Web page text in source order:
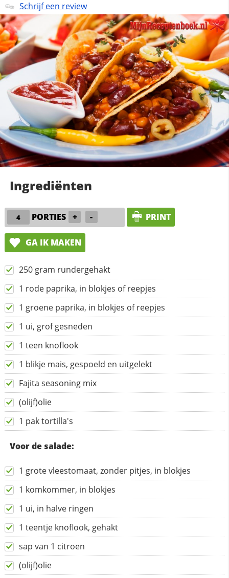
Schrijf een review
Ingrediënten
PORTIES + - PRINT
GA IK MAKEN
250 gram rundergehakt
1 rode paprika, in blokjes of reepjes
1 groene paprika, in blokjes of reepjes
1 ui, grof gesneden
1 teen knoflook
1 blikje mais, gespoeld en uitgelekt
Fajita seasoning mix
(olijf)olie
1 pak tortilla's
Voor de salade:
1 grote vleestomaat, zonder pitjes, in blokjes
1 komkommer, in blokjes
1 ui, in halve ringen
1 teentje knoflook, gehakt
sap van 1 citroen
(olijf)olie